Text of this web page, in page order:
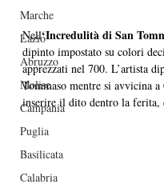
Marche
Lazio
Abruzzo
Molise
Campania
Puglia
Basilicata
Calabria
Nell‘Incredulità di San
dipinto impostato su colori
apprezzati nel 700. L’artista
Tommaso mentre si avvicina
inserire il dito dentro la ferita,